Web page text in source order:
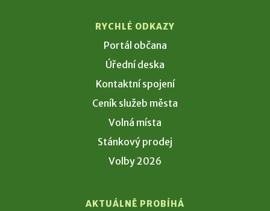
RYCHLÉ ODKAZY
Portál občana
Úřední deska
Kontaktní spojení
Ceník služeb města
Volná místa
Stánkový prodej
Volby 2026
AKTUÁLNĚ PROBÍHÁ